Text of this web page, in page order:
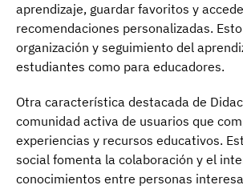
aprendizaje, guardar favoritos y
recomendaciones personalizadas.
organización y seguimiento del
estudiantes como para educadores.
Otra característica destacada de
comunidad activa de usuarios que
experiencias y recursos educativos.
social fomenta la colaboración y el
conocimientos entre personas